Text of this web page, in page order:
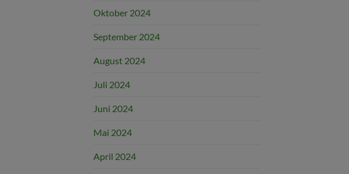
Oktober 2024
September 2024
August 2024
Juli 2024
Juni 2024
Mai 2024
April 2024